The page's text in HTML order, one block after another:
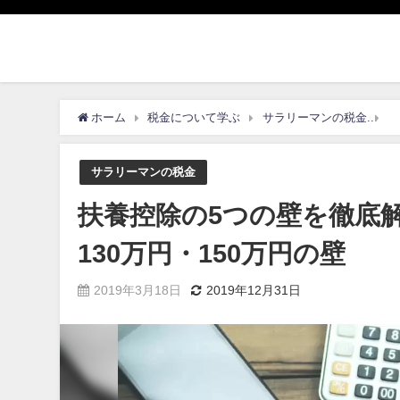
ホーム 税金について学ぶ サラリーマンの税金
サラリーマンの税金
扶養控除の5つの壁を徹底
130万円・150万円の壁
2019年3月18日 2019年12月31日